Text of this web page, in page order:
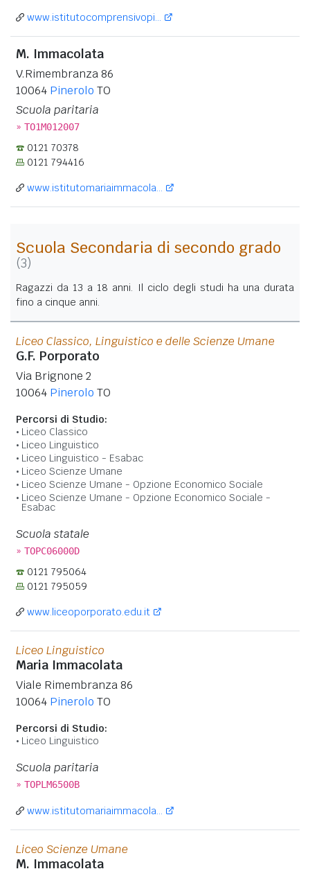
www.istitutocomprensivopi...
M. Immacolata
V.Rimembranza 86
10064 Pinerolo TO
Scuola paritaria
» TO1M012007
0121 70378
0121 794416
www.istitutomariaimmacola...
Scuola Secondaria di secondo grado
(3)
Ragazzi da 13 a 18 anni. Il ciclo degli studi ha una durata
fino a cinque anni.
Liceo Classico, Linguistico e delle Scienze Umane
G.F. Porporato
Via Brignone 2
10064 Pinerolo TO
Percorsi di Studio:
Liceo Classico
Liceo Linguistico
Liceo Linguistico - Esabac
Liceo Scienze Umane
Liceo Scienze Umane - Opzione Economico Sociale
Liceo Scienze Umane - Opzione Economico Sociale -
Esabac
Scuola statale
» TOPC06000D
0121 795064
0121 795059
www.liceoporporato.edu.it
Liceo Linguistico
Maria Immacolata
Viale Rimembranza 86
10064 Pinerolo TO
Percorsi di Studio:
Liceo Linguistico
Scuola paritaria
» TOPLM6500B
www.istitutomariaimmacola...
Liceo Scienze Umane
M. Immacolata